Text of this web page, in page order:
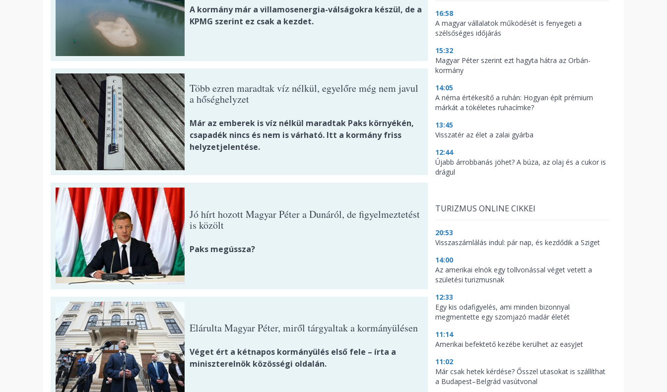
A kormány már a villamosenergia-válságokra készül, de a
KPMG szerint ez csak a kezdet.
Több ezren maradtak víz nélkül, egyelőre még nem javul
a hőséghelyzet
Már az emberek is víz nélkül maradtak Paks környékén,
csapadék nincs és nem is várható. Itt a kormány friss
helyzetjelentése.
Jó hírt hozott Magyar Péter a Dunáról, de figyelmeztetést
is közölt
Paks megússza?
Elárulta Magyar Péter, miről tárgyaltak a kormányülésen
Véget ért a kétnapos kormányülés első fele – írta a
miniszterelnök közösségi oldalán.
16:58
A magyar vállalatok működését is fenyegeti a
szélsőséges időjárás
15:32
Magyar Péter szerint ezt hagyta hátra az Orbán-
kormány
14:05
A néma értékesítő a ruhán: Hogyan épít prémium
márkát a tökéletes ruhacímke?
13:45
Visszatér az élet a zalai gyárba
12:44
Újabb árrobbanás jöhet? A búza, az olaj és a cukor is
drágul
TURIZMUS ONLINE CIKKEI
20:53
Visszaszámlálás indul: pár nap, és kezdődik a Sziget
14:00
Az amerikai elnök egy tollvonással véget vetett a
születési turizmusnak
12:33
Egy kis odafigyelés, ami minden bizonnyal
megmentette egy szomjazó madár életét
11:14
Amerikai befektető kezébe kerülhet az easyJet
11:02
Már csak hetek kérdése? Ősszel utasokat is szállíthat
a Budapest–Belgrád vasútvonal